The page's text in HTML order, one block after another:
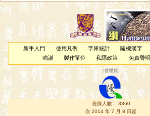
新手入門 使用凡例 字庫統計 隨機漢字
鳴謝
製作單位 私隱政策 免責聲明
（管理員 ）
在線人數： 3360
自 2014 年 7 月 8 日起